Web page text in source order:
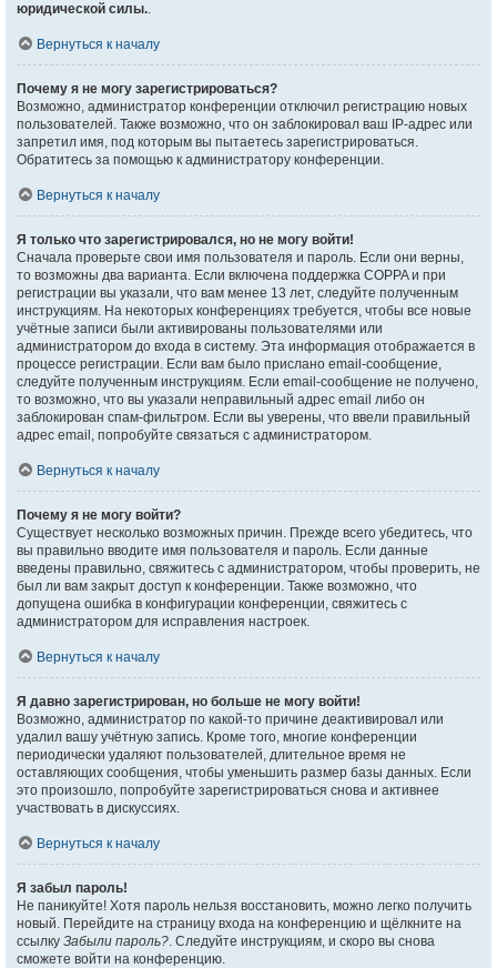
юридической силы..
Вернуться к началу
Почему я не могу зарегистрироваться?
Возможно, администратор конференции отключил регистрацию новых
пользователей. Также возможно, что он заблокировал ваш IP-адрес или
запретил имя, под которым вы пытаетесь зарегистрироваться.
Обратитесь за помощью к администратору конференции.
Вернуться к началу
Я только что зарегистрировался, но не могу войти!
Сначала проверьте свои имя пользователя и пароль. Если они верны,
то возможны два варианта. Если включена поддержка COPPA и при
регистрации вы указали, что вам менее 13 лет, следуйте полученным
инструкциям. На некоторых конференциях требуется, чтобы все новые
учётные записи были активированы пользователями или
администратором до входа в систему. Эта информация отображается в
процессе регистрации. Если вам было прислано email-сообщение,
следуйте полученным инструкциям. Если email-сообщение не получено,
то возможно, что вы указали неправильный адрес email либо он
заблокирован спам-фильтром. Если вы уверены, что ввели правильный
адрес email, попробуйте связаться с администратором.
Вернуться к началу
Почему я не могу войти?
Существует несколько возможных причин. Прежде всего убедитесь, что
вы правильно вводите имя пользователя и пароль. Если данные
введены правильно, свяжитесь с администратором, чтобы проверить, не
был ли вам закрыт доступ к конференции. Также возможно, что
допущена ошибка в конфигурации конференции, свяжитесь с
администратором для исправления настроек.
Вернуться к началу
Я давно зарегистрирован, но больше не могу войти!
Возможно, администратор по какой-то причине деактивировал или
удалил вашу учётную запись. Кроме того, многие конференции
периодически удаляют пользователей, длительное время не
оставляющих сообщения, чтобы уменьшить размер базы данных. Если
это произошло, попробуйте зарегистрироваться снова и активнее
участвовать в дискуссиях.
Вернуться к началу
Я забыл пароль!
Не паникуйте! Хотя пароль нельзя восстановить, можно легко получить
новый. Перейдите на страницу входа на конференцию и щёлкните на
ссылку Забыли пароль?. Следуйте инструкциям, и скоро вы снова
сможете войти на конференцию.